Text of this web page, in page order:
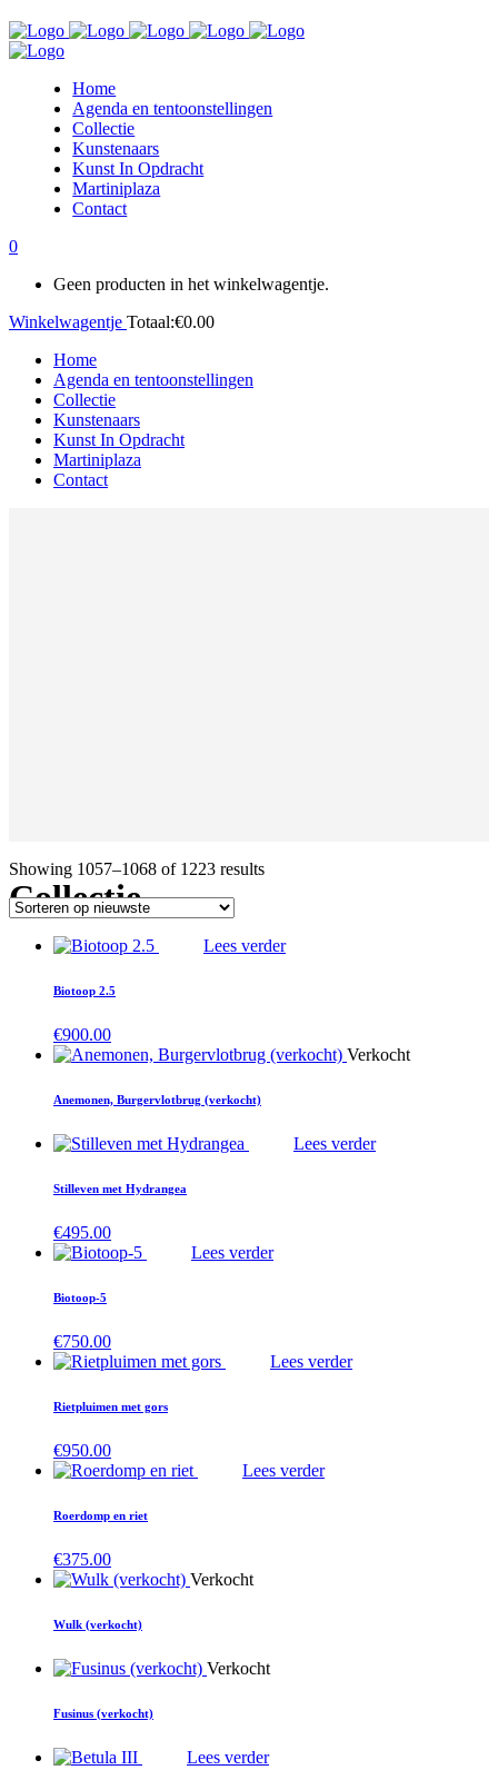
Home
Agenda en tentoonstellingen
Collectie
Kunstenaars
Kunst In Opdracht
Martiniplaza
Contact
0
Geen producten in het winkelwagentje.
Winkelwagentje Totaal:€0.00
Home
Agenda en tentoonstellingen
Collectie
Kunstenaars
Kunst In Opdracht
Martiniplaza
Contact
Collectie
Showing 1057–1068 of 1223 results
Lees verder
Biotoop 2.5
€900.00
Verkocht
Anemonen, Burgervlotbrug (verkocht)
Lees verder
Stilleven met Hydrangea
€495.00
Lees verder
Biotoop-5
€750.00
Lees verder
Rietpluimen met gors
€950.00
Lees verder
Roerdomp en riet
€375.00
Verkocht
Wulk (verkocht)
Verkocht
Fusinus (verkocht)
Lees verder